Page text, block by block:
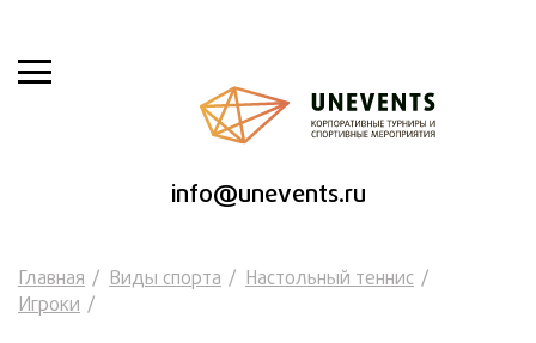
info@unevents.ru
Главная Виды спорта
Настольный теннис
Игроки